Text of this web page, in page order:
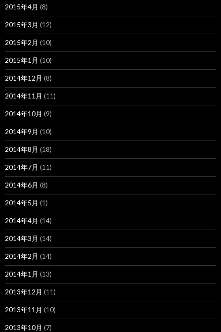
2015年4月 (8)
2015年3月 (12)
2015年2月 (10)
2015年1月 (10)
2014年12月 (8)
2014年11月 (11)
2014年10月 (9)
2014年9月 (10)
2014年8月 (18)
2014年7月 (11)
2014年6月 (8)
2014年5月 (1)
2014年4月 (14)
2014年3月 (14)
2014年2月 (14)
2014年1月 (13)
2013年12月 (11)
2013年11月 (10)
2013年10月 (7)